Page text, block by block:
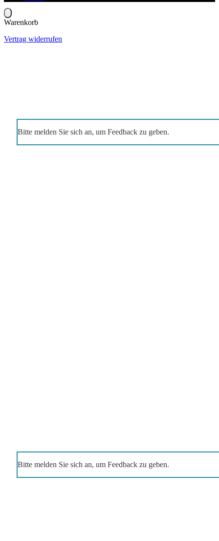
Warenkorb
Vertrag widerrufen
Bitte melden Sie sich an, um Feedback zu geben.
Bitte melden Sie sich an, um Feedback zu geben.